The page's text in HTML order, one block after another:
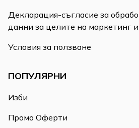
Декларация-съгласие за
данни за целите на маркетинг
Условия за ползване
ПОПУЛЯРНИ
Изби
Промо Оферти